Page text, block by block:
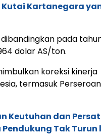
Kutai Kartanegara
pada
dolar AS/ton.
koreksi kinerja
termasuk
Keutuhan dan
Tak Turun